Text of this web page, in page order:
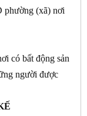
phường (xã) nơi
có bất động sản
người được